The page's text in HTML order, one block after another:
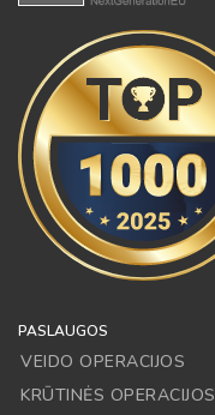
PASLAUGOS
VEIDO OPERACIJOS
KRŪTINĖS OPERACIJOS